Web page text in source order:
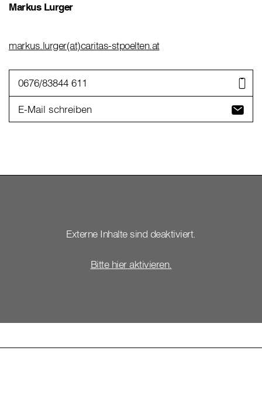
Markus Lurger
markus.lurger(at)caritas-stpoelten.at
0676/83844 611
E-Mail schreiben
Externe Inhalte sind deaktiviert.
Bitte hier aktivieren.